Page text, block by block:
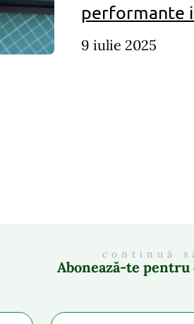
performante
9 iulie 2025
continuă
Abonează-te